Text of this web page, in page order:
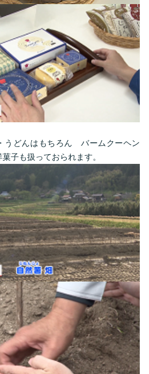
うどんはもちろん バームクーヘン
子も扱っておられます。